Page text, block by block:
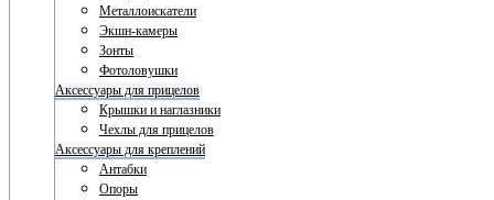
Металлоискатели
Экшн-камеры
Зонты
Фотоловушки
Аксессуары для прицелов
Крышки и наглазники
Чехлы для прицелов
Аксессуары для креплений
Антабки
Опоры